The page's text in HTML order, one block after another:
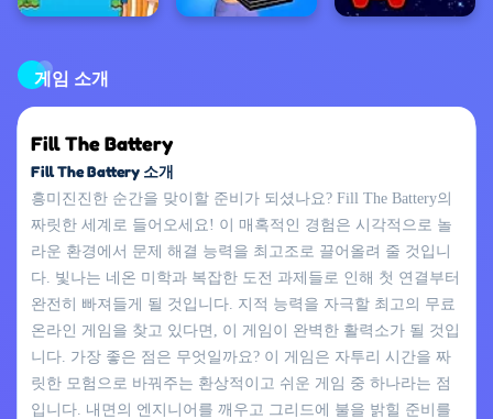
게임 소개
Fill The Battery
Fill The Battery 소개
흥미진진한 순간을 맞이할 준비가 되셨나요? Fill The Battery의
짜릿한 세계로 들어오세요! 이 매혹적인 경험은 시각적으로 놀
라운 환경에서 문제 해결 능력을 최고조로 끌어올려 줄 것입니
다. 빛나는 네온 미학과 복잡한 도전 과제들로 인해 첫 연결부터
완전히 빠져들게 될 것입니다. 지적 능력을 자극할 최고의 무료
온라인 게임을 찾고 있다면, 이 게임이 완벽한 활력소가 될 것입
니다. 가장 좋은 점은 무엇일까요? 이 게임은 자투리 시간을 짜
릿한 모험으로 바꿔주는 환상적이고 쉬운 게임 중 하나라는 점
입니다. 내면의 엔지니어를 깨우고 그리드에 불을 밝힐 준비를